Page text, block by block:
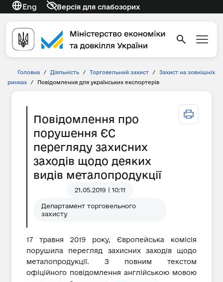
Eng Версія для слабозорих
Головна / Діяльність / Торговельний захист /
Захист на зовнішніх
ринках
/ Повідомлення для українських експортерів
Повідомлення про
порушення ЄС
перегляду захисних
заходів щодо деяких
видів металопродукції
21.05.2019 | 10:11
Департамент торговельного
захисту
17 травня 2019 року, Європейська комісія
порушила перегляд захисних заходів щодо
металопродукції. З повним текстом
офіційного повідомлення англійською мовою